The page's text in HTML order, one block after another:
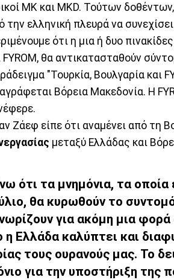
MK και MKD. Τούτων
την ελληνική πλευρά να
ότι η μια ή δυο
θα αντικατασταθούν
"Τουρκία, Βουλγαρία και
Βόρεια Μακεδονία. Η
Ζάεφ είπε ότι αναμένει από τη
μεταξύ Ελλάδας και
ότι τα μνημόνια, τα οποία
θα κυρωθούν το
για ακόμη μια φορά
η Ελλάδα καλύπτει και
τους ουρανούς μας. Το
για την υποστήριξη της